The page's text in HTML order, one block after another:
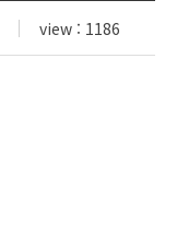
view : 1186